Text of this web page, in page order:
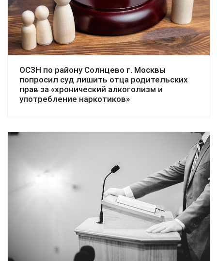
ОСЗН по району Солнцево г. Москвы
попросил суд лишить отца родительских
прав за «хронический алкоголизм и
употребление наркотиков»
Смотреть дело